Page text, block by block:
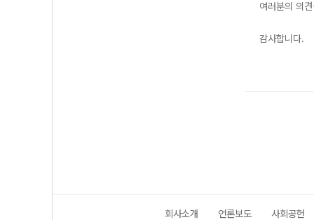
여러분의 의
감사합니다.
회사소개 언론보도 사회공헌